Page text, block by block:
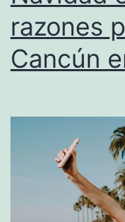
razones
Cancún